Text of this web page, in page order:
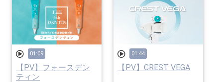
01:09
【PV】フォースデン
ティン
01:44
【PV】CREST VEGA